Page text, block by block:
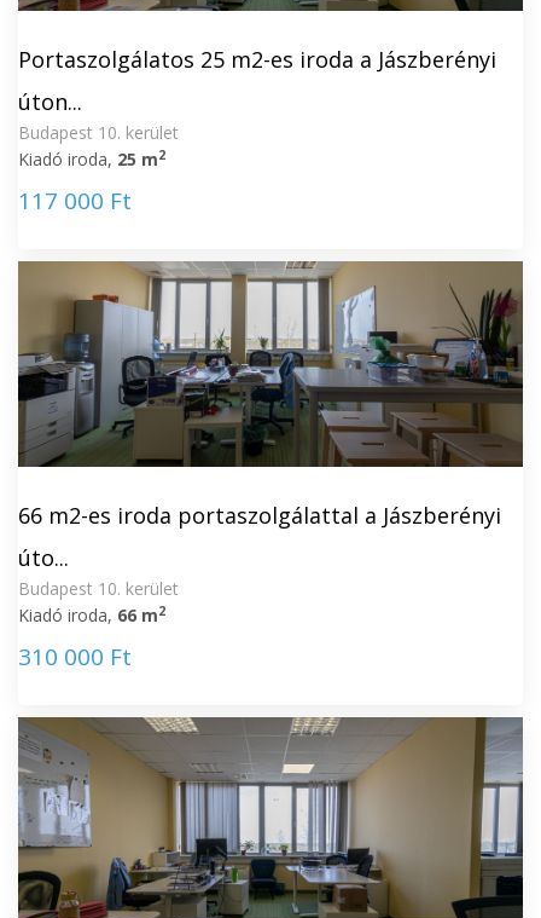
Portaszolgálatos 25 m2-es iroda a Jászberényi
úton...
Budapest 10. kerület
Kiadó iroda, 25 m2
117 000 Ft
66 m2-es iroda portaszolgálattal a Jászberényi
úto...
Budapest 10. kerület
Kiadó iroda, 66 m2
310 000 Ft